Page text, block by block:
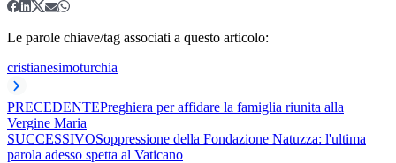
Le parole chiave/tag associati a questo articolo:
cristianesimoturchia
PRECEDENTEPreghiera per affidare la famiglia riunita alla
Vergine Maria
SUCCESSIVOSoppressione della Fondazione Natuzza: l'ultima
parola adesso spetta al Vaticano